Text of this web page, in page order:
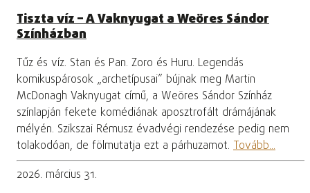
Tiszta víz – A Vaknyugat a Weöres Sándor
Színházban
Tűz és víz. Stan és Pan. Zoro és Huru. Legendás
komikuspárosok „archetípusai” bújnak meg Martin
McDonagh Vaknyugat című, a Weöres Sándor Színház
színlapján fekete komédiának aposztrofált drámájának
mélyén. Szikszai Rémusz évadvégi rendezése pedig nem
tolakodóan, de fölmutatja ezt a párhuzamot. Tovább...
2026. március 31.